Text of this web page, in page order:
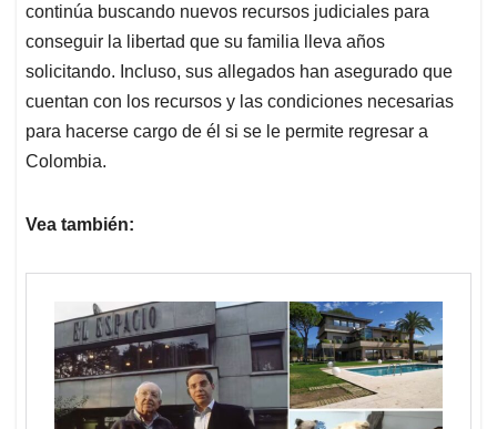
continúa buscando nuevos recursos judiciales para
conseguir la libertad que su familia lleva años
solicitando. Incluso, sus allegados han asegurado que
cuentan con los recursos y las condiciones necesarias
para hacerse cargo de él si se le permite regresar a
Colombia.
Vea también: